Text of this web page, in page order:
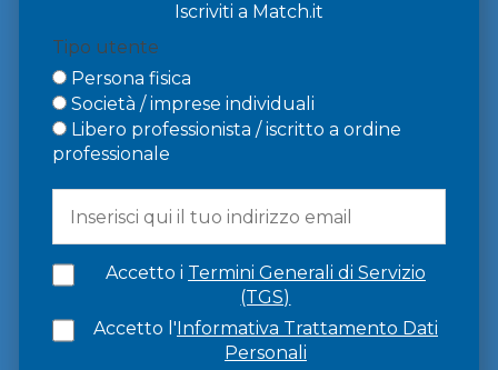
Iscriviti a Match.it
Tipo utente
Persona fisica
Società / imprese individuali
Libero professionista / iscritto a ordine
professionale
Accetto i Termini Generali di Servizio
(TGS)
Accetto l'Informativa Trattamento Dati
Personali